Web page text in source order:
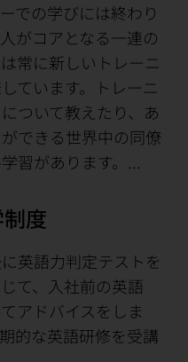
での学びには終わり
がコアとなる一連の
常に新しいトレーニ
ています。トレーニ
ついて教えたり、あ
できる世界中の同僚
習があります。...
度
英語力判定テストを
て、入社前の英語
アドバイスをしま
的な英語研修を受講